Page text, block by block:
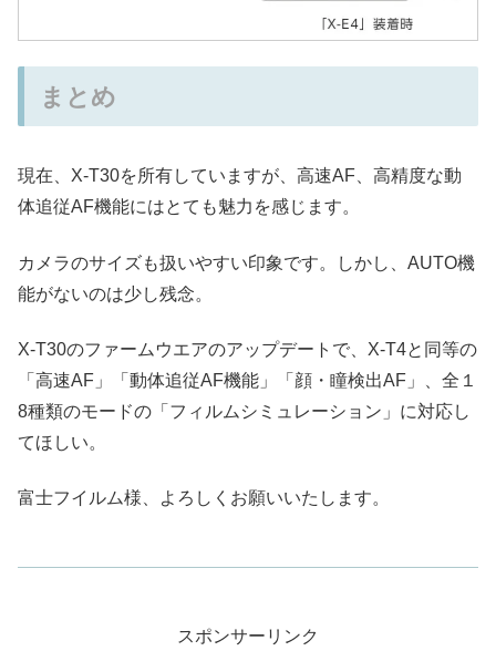
まとめ
現在、X-T30を所有していますが、高速AF、高精度な動
体追従AF機能にはとても魅力を感じます。
カメラのサイズも扱いやすい印象です。しかし、AUTO機
能がないのは少し残念。
X-T30のファームウエアのアップデートで、X-T4と同等の
「高速AF」「動体追従AF機能」「顔・瞳検出AF」、全１
8種類のモードの「フィルムシミュレーション」に対応し
てほしい。
富士フイルム様、よろしくお願いいたします。
スポンサーリンク